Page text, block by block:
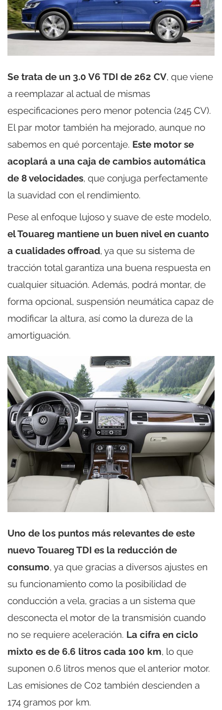
Se trata de un 3.0 V6 TDI de 262 CV, que viene
a reemplazar al actual de mismas
especificaciones pero menor potencia (245 CV).
El par motor también ha mejorado, aunque no
sabemos en qué porcentaje. Este motor se
acoplará a una caja de cambios automática
de 8 velocidades, que conjuga perfectamente
la suavidad con el rendimiento.
Pese al enfoque lujoso y suave de este modelo,
el Touareg mantiene un buen nivel en cuanto
a cualidades offroad, ya que su sistema de
tracción total garantiza una buena respuesta en
cualquier situación. Además, podrá montar, de
forma opcional, suspensión neumática capaz de
modificar la altura, así como la dureza de la
amortiguación.
Uno de los puntos más relevantes de este
nuevo Touareg TDI es la reducción de
consumo, ya que gracias a diversos ajustes en
su funcionamiento como la posibilidad de
conducción a vela, gracias a un sistema que
desconecta el motor de la transmisión cuando
no se requiere aceleración. La cifra en ciclo
mixto es de 6.6 litros cada 100 km, lo que
suponen 0.6 litros menos que el anterior motor.
Las emisiones de C02 también descienden a
174 gramos por km.